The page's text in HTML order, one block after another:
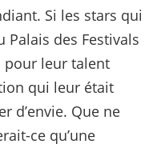
Si les stars qui
des Festivals
pour leur talent
qui leur était
d’envie. Que ne
ce qu’une